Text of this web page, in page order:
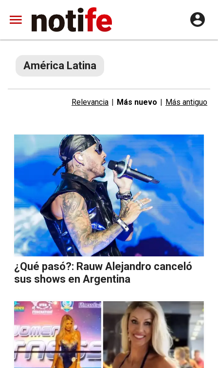
América Latina
Relevancia | Más nuevo | Más antiguo
¿Qué pasó?: Rauw Alejandro canceló
sus shows en Argentina